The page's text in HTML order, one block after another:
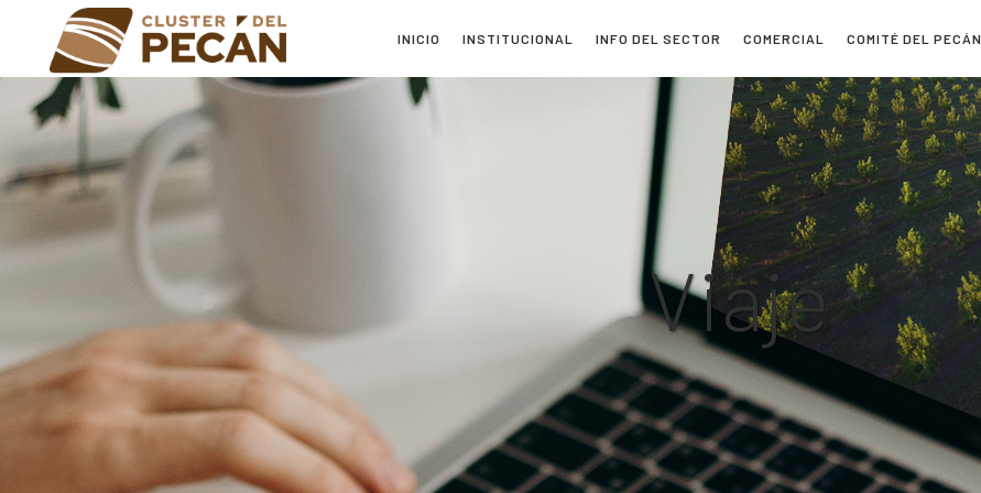
INICIO INSTITUCIONAL INFO DEL SECTOR COMERCIAL COMITÉ DEL PECÁN
Viaje